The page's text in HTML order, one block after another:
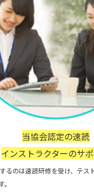
当協会認定の速読
インストラクターのサ
るのは速読研修を受け、テス